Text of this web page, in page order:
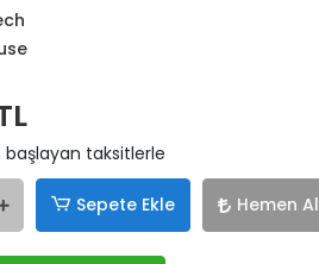
başlayan taksitlerle
Sepete Ekle Hemen Al